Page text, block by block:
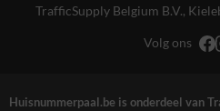
TrafficSupply Belgium B.V.,
Volg ons
Huisnummerpaal.be is onderdeel van